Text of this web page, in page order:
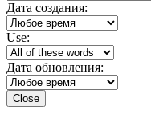
Дата создания:
Use:
Дата обновления:
Close